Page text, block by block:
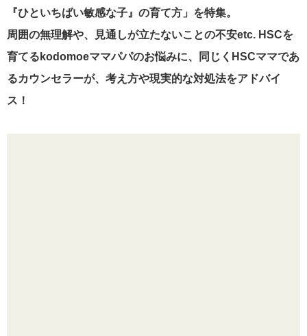
『ひといちばい敏感な子』の育て方」を特集。
周囲の無理解や、見通しが立たないことの不安etc. HSCを
育てるkodomoeママパパのお悩みに、同じくHSCママであ
るカウンセラーが、考え方や現実的な対処法をアドバイ
ス！